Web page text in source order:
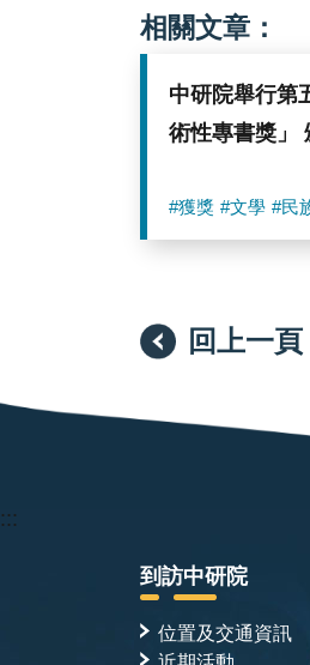
相關文章：
中研院舉行第
術性專書獎」
#獲獎 #文學 #民
回上一頁
:::
到訪中研院
位置及交通資訊